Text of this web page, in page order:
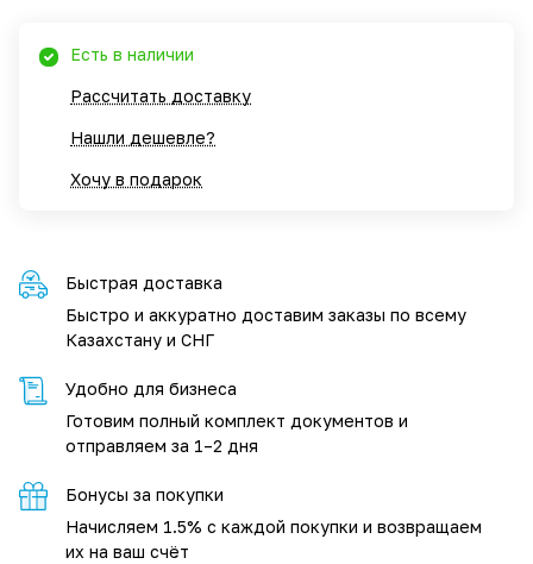
Есть в наличии
Рассчитать доставку
Нашли дешевле?
Хочу в подарок
Быстрая доставка
Быстро и аккуратно доставим заказы по всему
Казахстану и СНГ
Удобно для бизнеса
Готовим полный комплект документов и
отправляем за 1–2 дня
Бонусы за покупки
Начисляем 1.5% с каждой покупки и возвращаем
их на ваш счёт